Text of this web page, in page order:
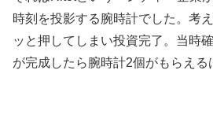
時刻を投影する腕時計でした。考
ッと押してしまい投資完了。当時
が完成したら腕時計2個がもらえる